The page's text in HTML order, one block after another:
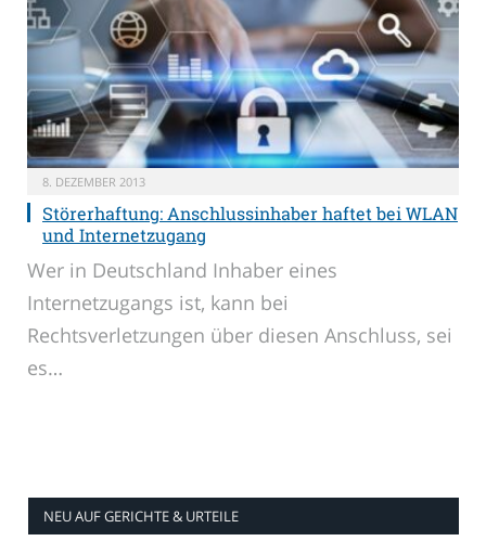
8. DEZEMBER 2013
Störerhaftung: Anschlussinhaber haftet bei WLAN
und Internetzugang
Wer in Deutschland Inhaber eines
Internetzugangs ist, kann bei
Rechtsverletzungen über diesen Anschluss, sei
es…
NEU AUF GERICHTE & URTEILE